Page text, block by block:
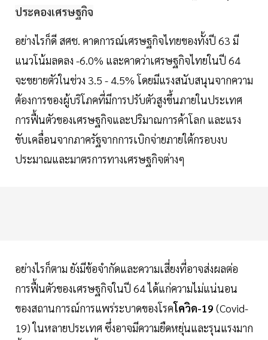
ประคองเศรษฐกิจ
อย่างไรก็ดี สศช. คาดการณ์เศรษฐกิจไทยของทั้งปี 63 มี
แนวโน้มลดลง -6.0% และคาดว่าเศรษฐกิจไทยในปี 64
จะขยายตัวในช่วง 3.5 - 4.5% โดยมีแรงสนับสนุนจากความ
ต้องการของผู้บริโภคที่มีการปรับตัวสูงขึ้นภายในประเทศ
การฟื้นตัวของเศรษฐกิจและปริมาณการค้าโลก และแรง
ขับเคลื่อนจากภาครัฐจากการเบิกจ่ายภายใต้กรอบงบ
ประมาณและมาตรการทางเศรษฐกิจต่างๆ
อย่างไรก็ตาม ยังมีข้อจำกัดและความเสี่ยงที่อาจส่งผลต่อ
การฟื้นตัวของเศรษฐกิจในปี 64 ได้แก่ความไม่แน่นอน
ของสถานการณ์การแพร่ระบาดของโรคโควิด-19 (Covid-
19) ในหลายประเทศ ซึ่งอาจมีความยืดหยุ่นและรุนแรงมาก